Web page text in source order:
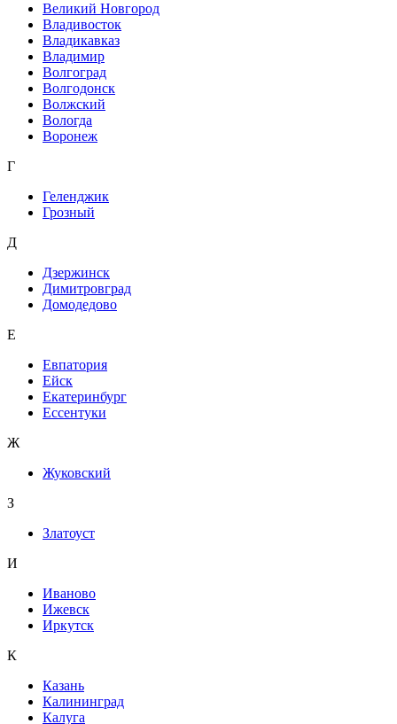
Великий Новгород
Владивосток
Владикавказ
Владимир
Волгоград
Волгодонск
Волжский
Вологда
Воронеж
Г
Геленджик
Грозный
Д
Дзержинск
Димитровград
Домодедово
Е
Евпатория
Ейск
Екатеринбург
Ессентуки
Ж
Жуковский
З
Златоуст
И
Иваново
Ижевск
Иркутск
К
Казань
Калининград
Калуга